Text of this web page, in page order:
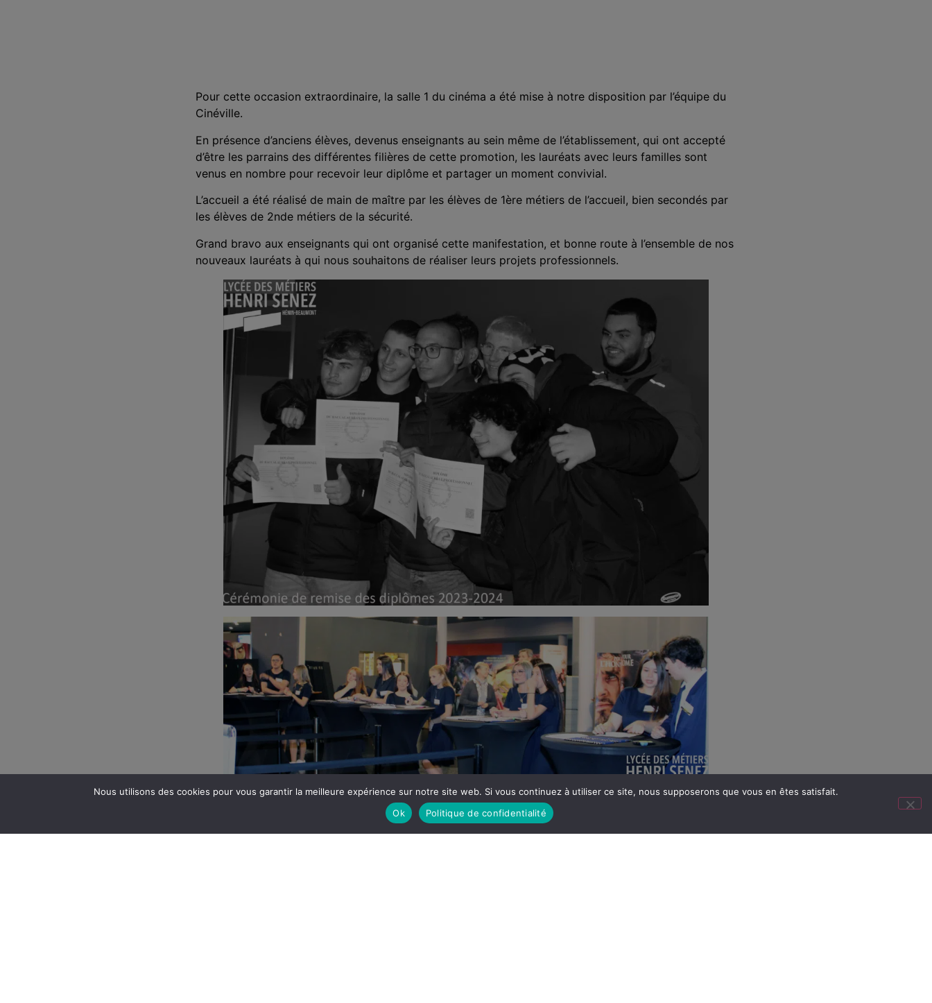
Pour cette occasion extraordinaire, la salle 1 du cinéma a été mise à notre disposition par l’équipe du
Cinéville.
En présence d’anciens élèves, devenus enseignants au sein même de l’établissement, qui ont accepté
d’être les parrains des différentes filières de cette promotion, les lauréats avec leurs familles sont
venus en nombre pour recevoir leur diplôme et partager un moment convivial.
L’accueil a été réalisé de main de maître par les élèves de 1ère métiers de l’accueil, bien secondés par
les élèves de 2nde métiers de la sécurité.
Grand bravo aux enseignants qui ont organisé cette manifestation, et bonne route à l’ensemble de nos
nouveaux lauréats à qui nous souhaitons de réaliser leurs projets professionnels.
Nous utilisons des cookies pour vous garantir la meilleure expérience sur notre site web. Si vous continuez à utiliser ce site, nous supposerons que vous en êtes satisfait.
Ok
Politique de confidentialité